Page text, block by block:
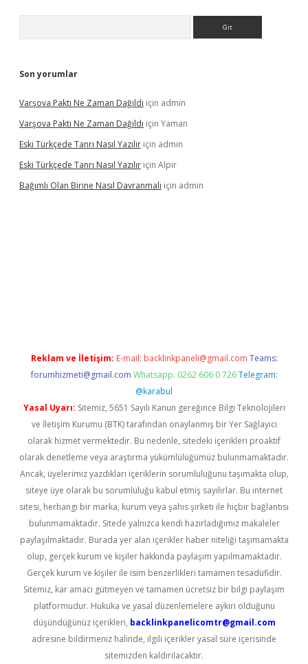
Son yorumlar
Varşova Paktı Ne Zaman Dağıldı için admin
Varşova Paktı Ne Zaman Dağıldı için Yaman
Eski Türkçede Tanrı Nasıl Yazılır için admin
Eski Türkçede Tanrı Nasıl Yazılır için Alpır
Bağımlı Olan Birine Nasıl Davranmalı için admin
Reklam ve İletişim: E-mail: backlinkpaneli@gmail.com Teams:
forumhizmeti@gmail.com Whatsapp: 0262 606 0 726 Telegram:
@karabul
Yasal Uyarı: Sitemiz, 5651 Sayılı Kanun gereğince Bilgi Teknolojileri
ve İletişim Kurumu (BTK) tarafından onaylanmış bir Yer Sağlayıcı
olarak hizmet vermektedir. Bu nedenle, sitedeki içerikleri proaktif
olarak denetleme veya araştırma yükümlülüğümüz bulunmamaktadır.
Ancak, üyelerimiz yazdıkları içeriklerin sorumluluğunu taşımakta olup,
siteye üye olarak bu sorumluluğu kabul etmiş sayılırlar. Bu internet
sitesi, herhangi bir marka, kurum veya şahıs şirketi ile hiçbir bağlantısı
bulunmamaktadır. Sitede yalnızca kendi hazırladığımız makaleler
paylaşılmaktadır. Burada yer alan içerikler haber niteliği taşımamakta
olup, gerçek kurum ve kişiler hakkında paylaşım yapılmamaktadır.
Gerçek kurum ve kişiler ile isim benzerlikleri tamamen tesadüfidir.
Sitemiz, kar amacı gütmeyen ve tamamen ücretsiz bir bilgi paylaşım
platformudur. Hukuka ve yasal düzenlemelere aykırı olduğunu
düşündüğünüz içerikleri, backlinkpanelicomtr@gmail.com
adresine bildirmeniz halinde, ilgili içerikler yasal süre içerisinde
sitemizden kaldırılacaktır.